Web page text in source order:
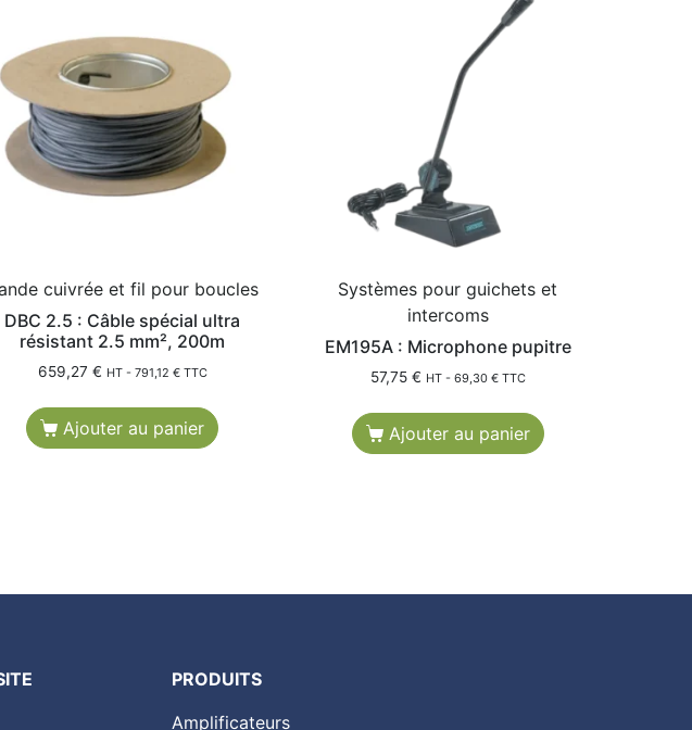
cuivrée et fil pour boucles
DBC 2.5 : Câble spécial ultra
résistant 2.5 mm², 200m
659,27 € HT - 791,12 €TTC
Ajouter au panier
Systèmes pour guichets et
intercoms
EM195A : Microphone pupitre
57,75 € HT - 69,30 €TTC
Ajouter au panier
PRODUITS
Amplificateurs